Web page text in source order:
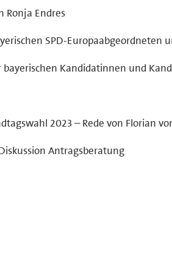
Ronja Endres
SPD-Europaabgeordneten
Kandidatinnen und
2023 – Rede von Florian
Antragsberatung